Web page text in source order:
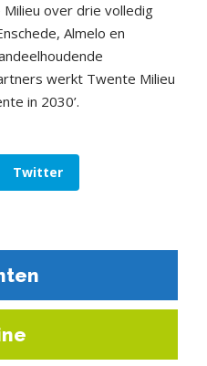
over drie volledig
Almelo en
werkt Twente Milieu
in 2030’.
Twitter